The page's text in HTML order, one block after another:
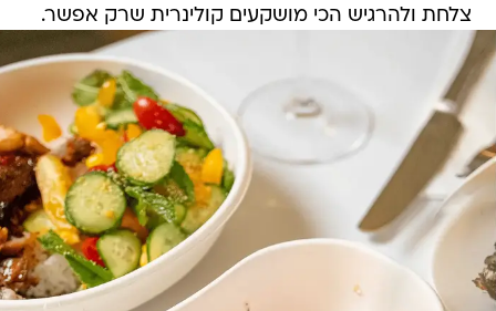
צלחת ולהרגיש הכי מושקעים קולינרית שרק אפשר.